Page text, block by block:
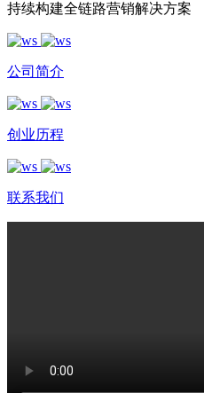
持续构建全链路营销解决方案
公司简介
创业历程
联系我们